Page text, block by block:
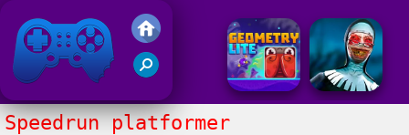
Juegos Friv 2020
Speedrun platformer